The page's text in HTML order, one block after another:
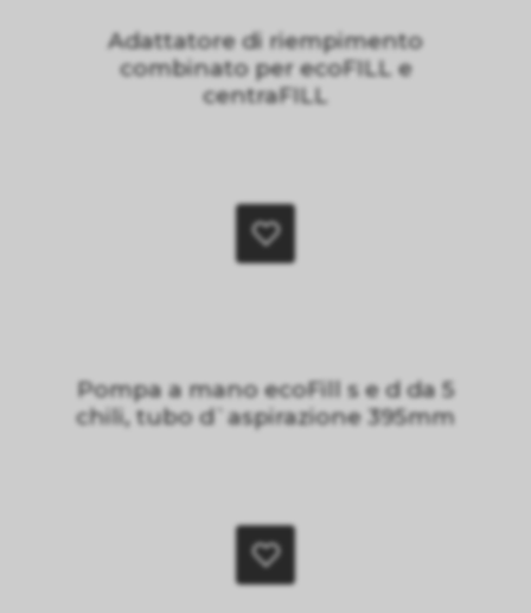
Adattatore di riempimento
combinato per ecoFILL e
centraFILL
Pompa a mano ecoFill s e d da 5
chili, tubo d`aspirazione 395mm